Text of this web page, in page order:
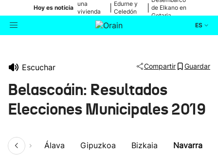
Hoy es noticia
una
vivienda
de Bilbao
Edurne y
Celedón
de Elkano en
Getaria
ES
Cultura
Escuchar Compartir Guardar
Belascoáin: Resultados
Elecciones Municipales 2019
Álava Gipuzkoa Bizkaia Navarra